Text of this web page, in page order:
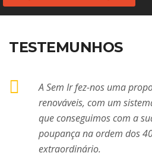
TESTEMUNHOS
A Sem Ir fez-nos uma
renováveis, com um
que conseguimos com a
poupança na ordem dos
extraordinário.